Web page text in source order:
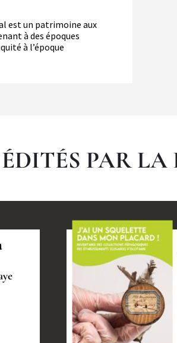
est un patrimoine aux
à des époques
à l’époque
PAR LA